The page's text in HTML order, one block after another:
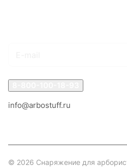
info@arbostuff.ru
© 2026 Снаряжение для